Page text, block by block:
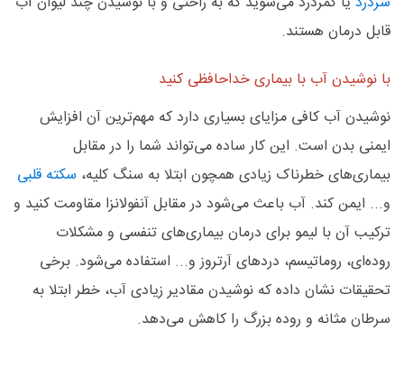
قابل درمان هستند.
با نوشیدن آب با بیماری خداحافظی کنید
نوشیدن آب کافی مزایای بسیاری دارد که مهم‌ترین آن افزایش
ایمنی بدن است. این کار ساده می‌تواند شما را در مقابل
بیماری‌های خطرناک زیادی همچون ابتلا به سنگ کلیه، سکته قلبی
و... ایمن کند. آب باعث می‌شود در مقابل آنفولانزا مقاومت کنید و
ترکیب آن با لیمو برای درمان بیماری‌های تنفسی و مشکلات
روده‌ای، روماتیسم، دردهای آرتروز و... استفاده می‌شود. برخی
تحقیقات نشان داده که نوشیدن مقادیر زیادی آب، خطر ابتلا به
سرطان مثانه و روده بزرگ را کاهش می‌دهد.